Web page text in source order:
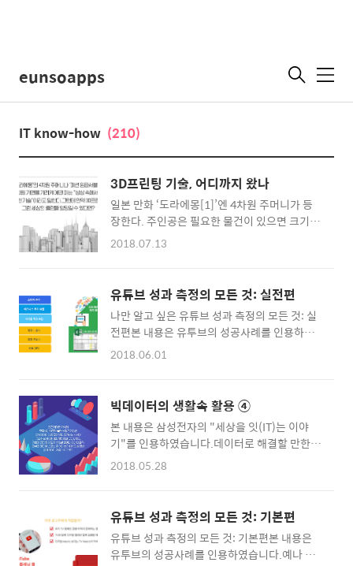
eunsoapps 메
IT know-how (210)
3D프린팅 기술, 어디까지 왔나
일본 만화 ‘도라에몽[1]’엔 4차원 주머니가 등
장한다. 주인공은 필요한 물건이 있으면 크기와
모양에 관계없이 이 주머니에서 언제든 쉽게 꺼
을 것이다. 그런가 하면 영화 ‘미션 임파서블’ 주
인공은 극중 다른 인물로 변장하기 위해 첨단 장
비를 활용, 3차원 가면 제작에 나선다. 관객의
흥미를 끌기에 충분히 매력적인 아이디어다. 혹
자는 “상상 속에서나 가능한 기술”이라 말하겠
런 세상의 출현을 앞당길 기술이 3D프린팅”이
라고 말한다면 지나친 비약일까?. 연평균 성장
률 30% 시장… 국내 점유율은 3.7% 불과최근
국내 산업..
2018.07.13
유튜브 성과 측정의 모든 것: 실전편
나만 알고 싶은 유튜브 성과 측정의 모든 것: 실
전편본 내용은 유투브의 성공사례를 인용하였
습니다.기본편에서는 효과적인 성과 측정을 위
페인이 종료된 이후 캠페인의 성공여부를 여러
가지 측면에서 분석하는 방법에 대해서 알아보
겠습니다.캠페인 종료 이후의 성과 리포트는 주
로 캠페인의 노출수, 조회수, 목표 CPV 도달 여
부 등 엑셀에 들어갈 숫자 중심으로 작성되곤 합
과 측정의 핵심은 성과 측정의 범위를 비즈니스
전략 단계까지 확장하는데 있습니다. 기존의 성
과 측정이 숫자 중심에 결과를 나열하는데 그쳤
2018.06.01
빅데이터의 생활속 활용 ④
본 내용은 삼성전자의 "세상을 잇(IT)는 이야
기"를 인용하였습니다.데이터로 해결할 만한
문제 자체를 발견하기 어려울 땐 어떻게 해야 할
다. 일례로 예전엔 극소수 관계자에게만 개방됐
던 공공 데이터의 상당수가 일반에 공개된 상태
다. 기업도 경영 활동 도중 수집한 데이터 중 일
부를 개인정보 암호화 등 소정의 절차를 거쳐 공
2018.05.28
유튜브 성과 측정의 모든 것: 기본편
유튜브 성과 측정의 모든 것: 기본편본 내용은
유투브의 성공사례를 인용하였습니다.예나 지